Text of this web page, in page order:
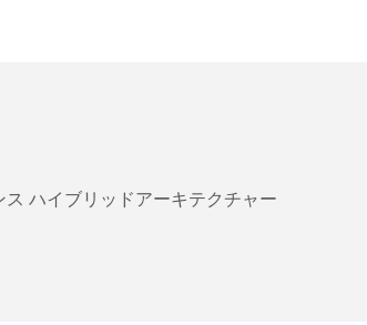
ハイブリッドアーキテクチャー